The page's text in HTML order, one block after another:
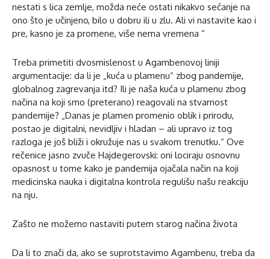
nestati s lica zemlje, možda neće ostati nikakvo sećanje na
ono što je učinjeno, bilo u dobru ili u zlu. Ali vi nastavite kao i
pre, kasno je za promene, više nema vremena “
Treba primetiti dvosmislenost u Agambenovoj liniji
argumentacije: da li je „kuća u plamenu“ zbog pandemije,
globalnog zagrevanja itd? Ili je naša kuća u plamenu zbog
načina na koji smo (preterano) reagovali na stvarnost
pandemije? „Danas je plamen promenio oblik i prirodu,
postao je digitalni, nevidljiv i hladan – ali upravo iz tog
razloga je još bliži i okružuje nas u svakom trenutku.“ Ove
rečenice jasno zvuče Hajdegerovski: oni lociraju osnovnu
opasnost u tome kako je pandemija ojačala način na koji
medicinska nauka i digitalna kontrola regulišu našu reakciju
na nju.
Zašto ne možemo nastaviti putem starog načina života
Da li to znači da, ako se suprotstavimo Agambenu, treba da